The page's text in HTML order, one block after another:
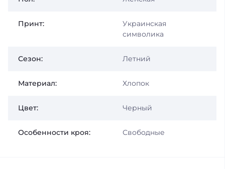
Принт:
Украинская
символика
Сезон: Летний
Материал: Хлопок
Цвет: Черный
Особенности кроя: Свободные